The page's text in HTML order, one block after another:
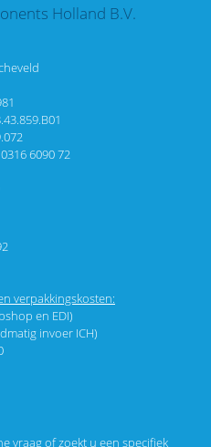
Holland B.V.
6090 72
verpakkingskosten:
en EDI)
invoer ICH)
vraag of zoekt u een specifiek